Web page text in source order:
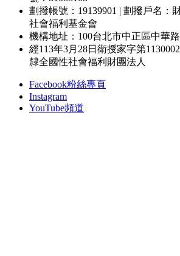
劃撥帳號：19139901 | 劃撥戶名：
社會福利基金會
機構地址：100台北市中正區中華
經113年3月28日衛授家字第
隸全國性社會福利財團法人
Facebook粉絲專頁
Instagram
YouTube頻道